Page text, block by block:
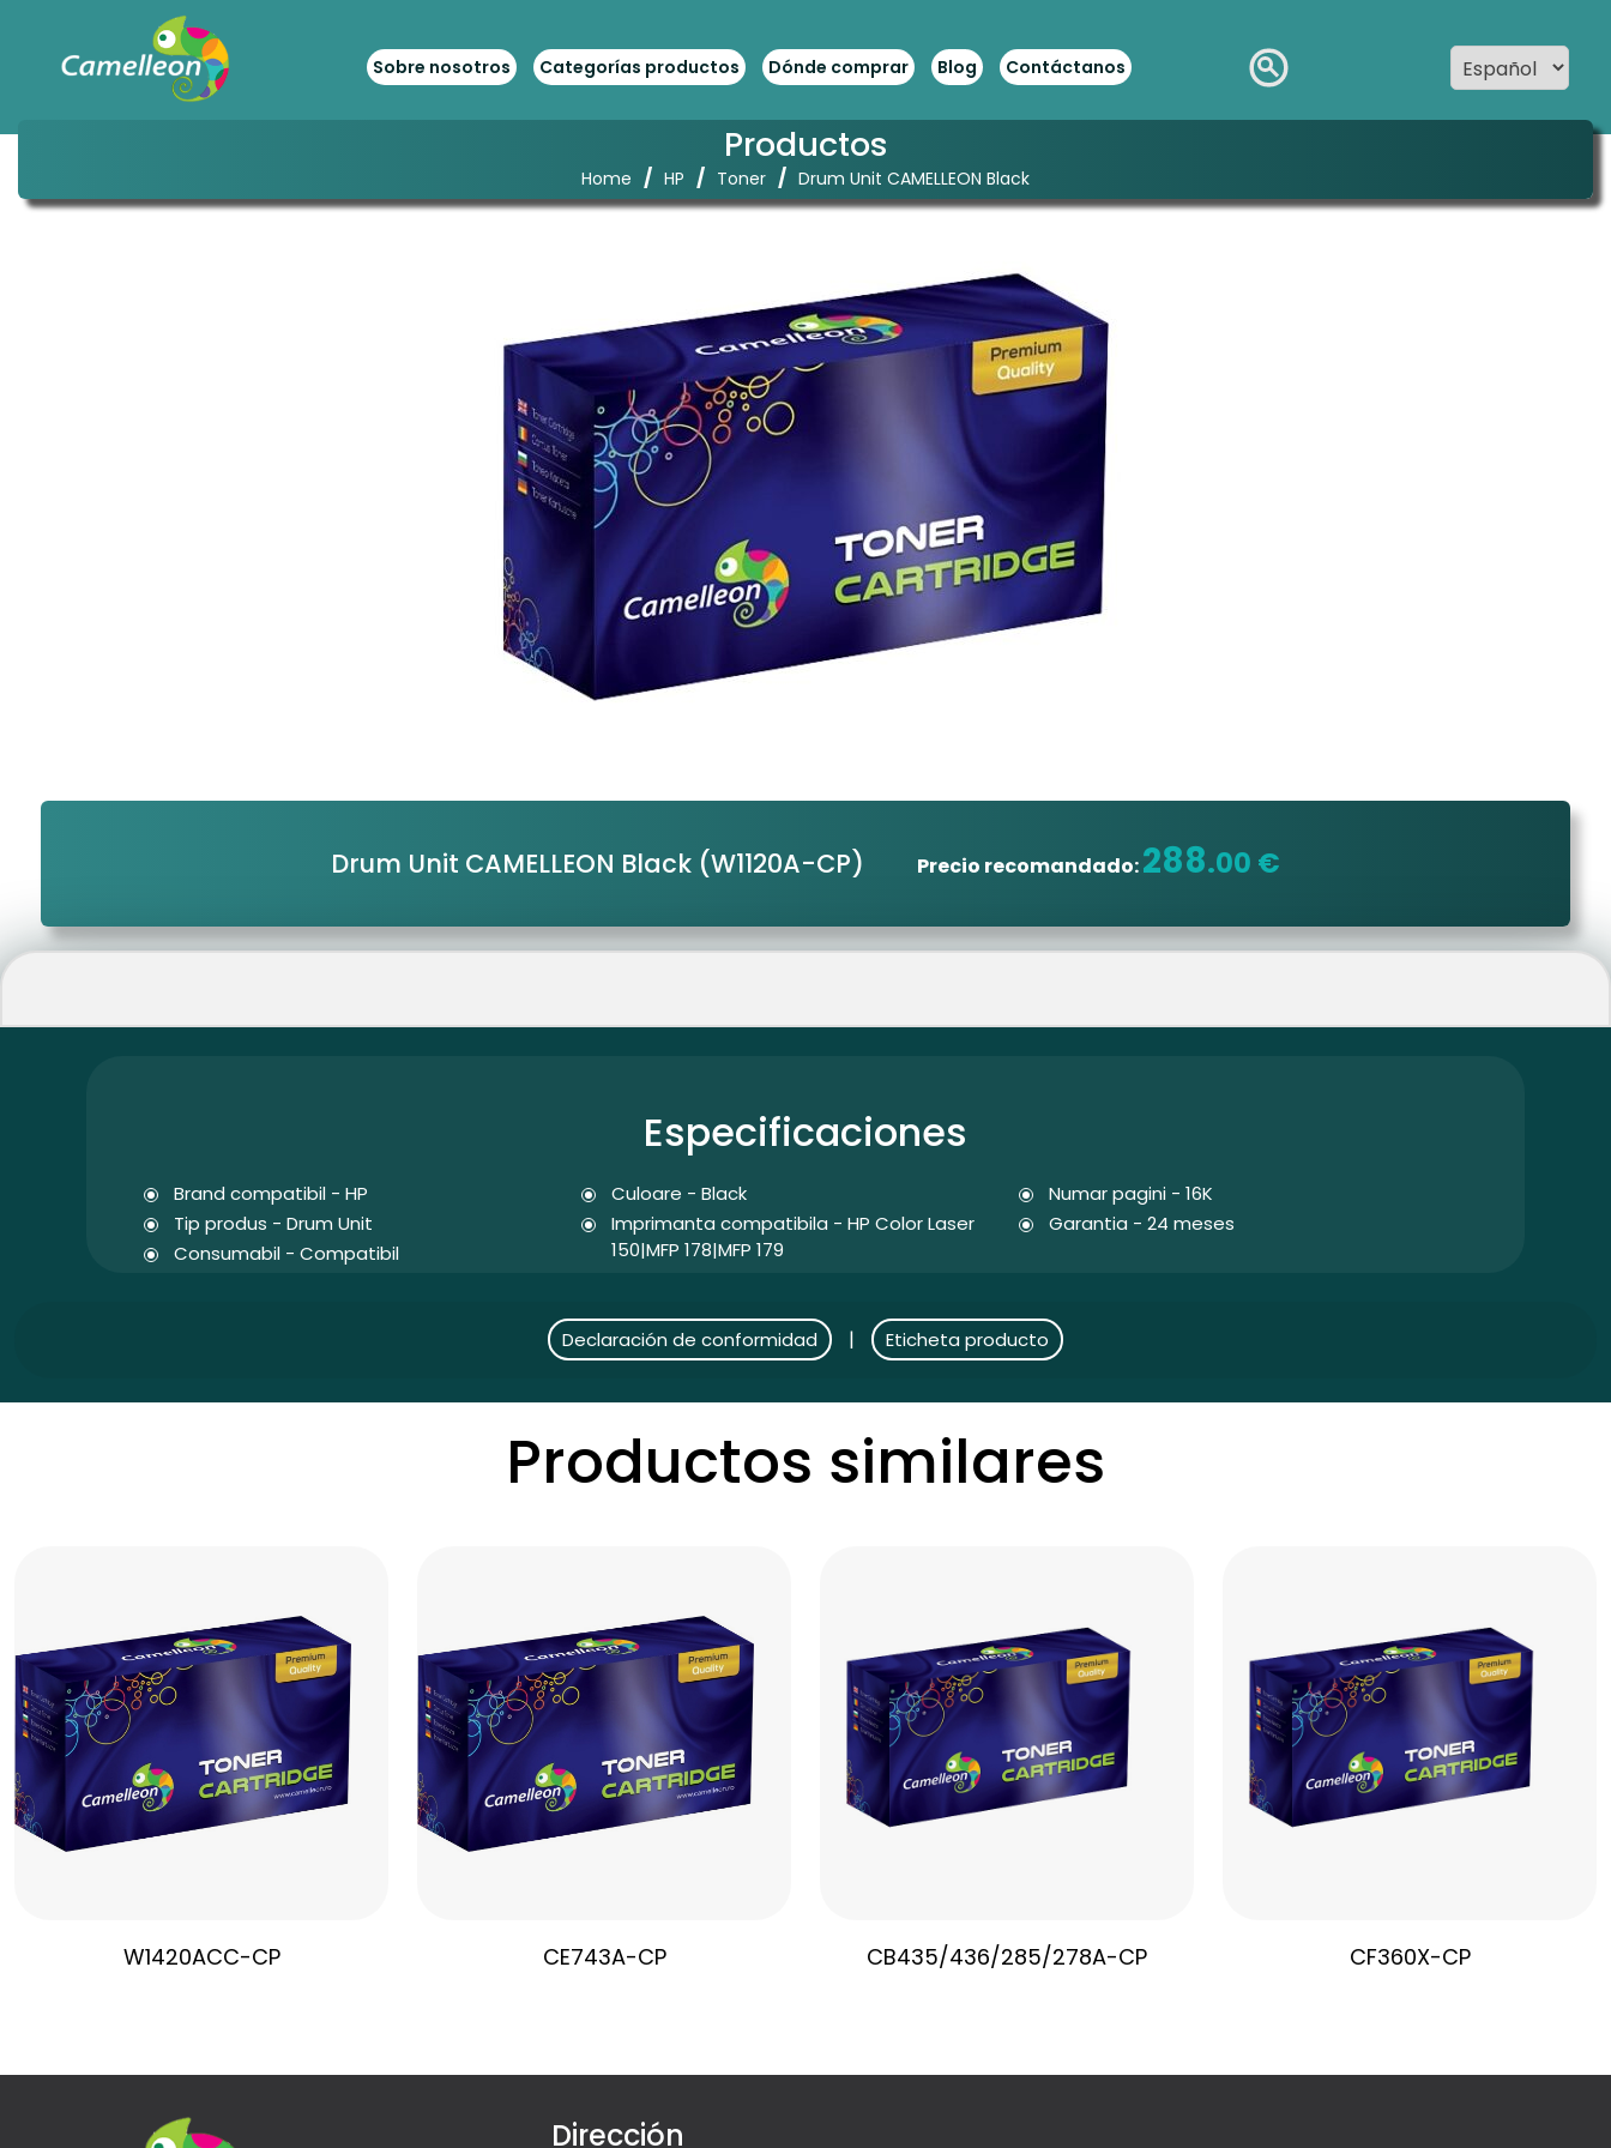
Sobre nosotros Categorías productos Dónde comprar Blog Contáctanos
Productos
Home / HP / Toner / Drum Unit CAMELLEON Black
Drum Unit CAMELLEON Black (W1120A-CP) Precio recomandado:288.00 €
Especificaciones
Brand compatibil - HP
Tip produs - Drum Unit
Consumabil - Compatibil
Culoare - Black
Imprimanta compatibila - HP Color Laser
150|MFP 178|MFP 179
Numar pagini - 16K
Garantia - 24 meses
Declaración de conformidad | Eticheta producto
Productos similares
W1420ACC-CP CE743A-CP CB435/436/285/278A-CP CF360X-CP
Dirección